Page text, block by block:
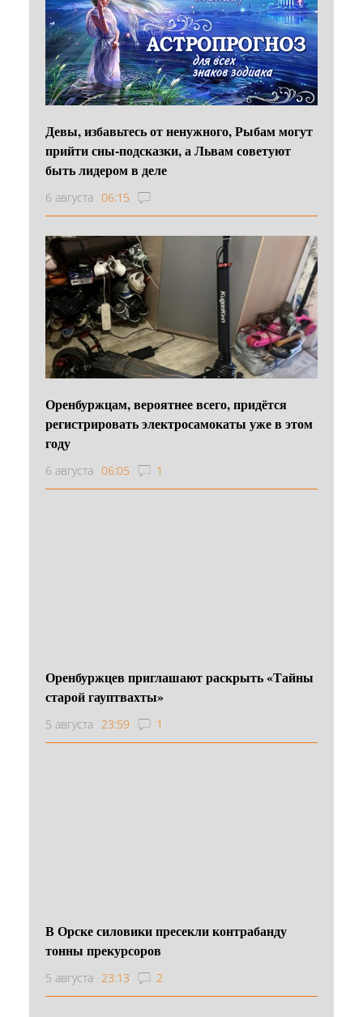
Девы, избавьтесь от ненужного, Рыбам могут
прийти сны-подсказки, а Львам советуют
быть лидером в деле
6 августа 06:15
Оренбуржцам, вероятнее всего, придётся
регистрировать электросамокаты уже в этом
году
6 августа 06:05 1
Оренбуржцев приглашают раскрыть «Тайны
старой гауптвахты»
5 августа 23:59 1
В Орске силовики пресекли контрабанду
тонны прекурсоров
5 августа 23:13 2